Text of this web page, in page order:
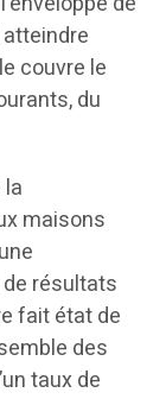
couvre le
du
maisons
résultats
fait état de
des
taux de